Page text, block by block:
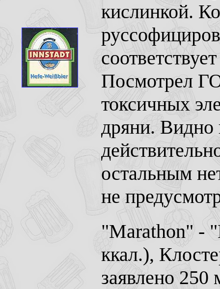
кислинкой.
Посмотрел
токсичных
дряни.
остальным
не
"Marathon" -
ккал.),
заявлено